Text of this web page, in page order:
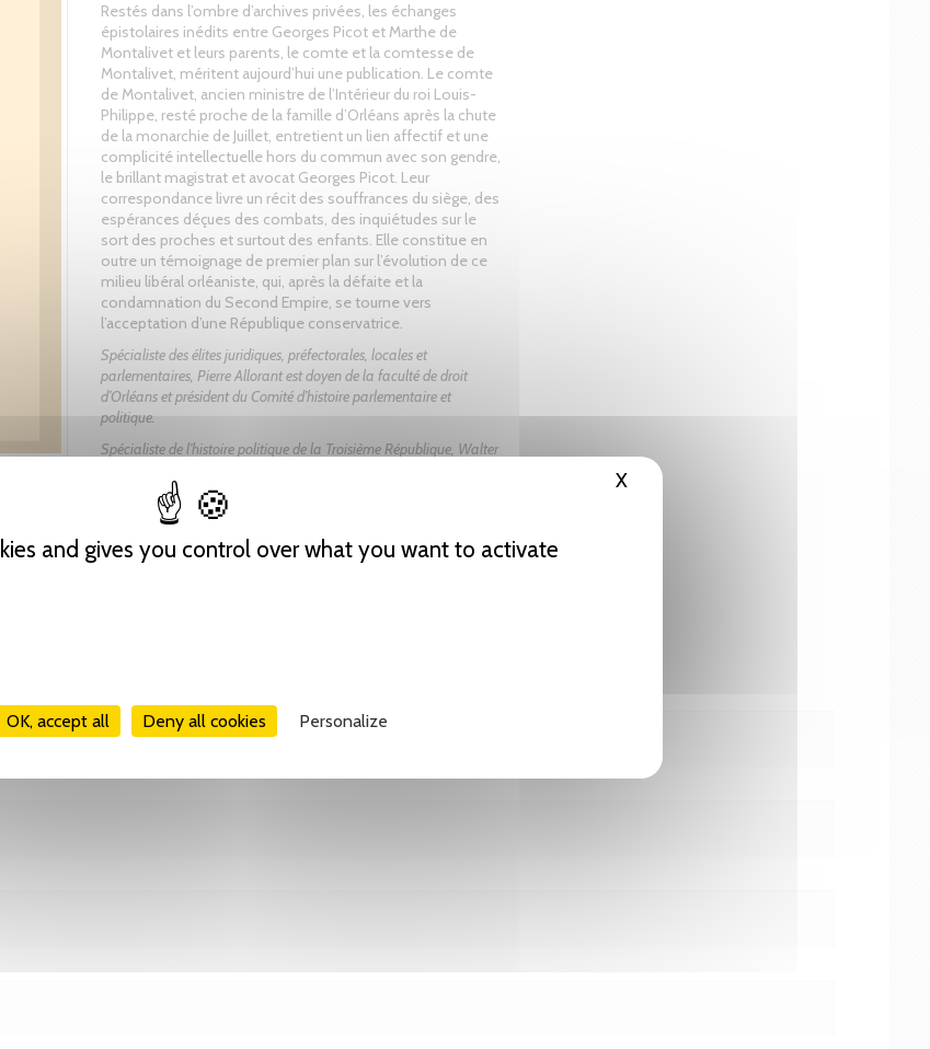
and gives you control over what you want to activate
OK, accept all Deny all cookies Personalize
X Hide cookie banner
Restés dans l’ombre d’archives privées, les échanges
épistolaires inédits entre Georges Picot et Marthe de
Montalivet et leurs parents, le comte et la comtesse de
Montalivet, méritent aujourd’hui une publication. Le comte
de Montalivet, ancien ministre de l’Intérieur du roi Louis-
Philippe, resté proche de la famille d’Orléans après la chute
de la monarchie de Juillet, entretient un lien affectif et une
complicité intellectuelle hors du commun avec son gendre,
le brillant magistrat et avocat Georges Picot. Leur
correspondance livre un récit des souffrances du siège, des
espérances déçues des combats, des inquiétudes sur le
sort des proches et surtout des enfants. Elle constitue en
outre un témoignage de premier plan sur l’évolution de ce
milieu libéral orléaniste, qui, après la défaite et la
condamnation du Second Empire, se tourne vers
l’acceptation d’une République conservatrice.
Spécialiste des élites juridiques, préfectorales, locales et
parlementaires, Pierre Allorant est doyen de la faculté de droit
d’Orléans et président du Comité d’histoire parlementaire et
politique.
Spécialiste de l’histoire politique de la Troisième République, Walter
général du Comité d’histoire parlementaire et politique.